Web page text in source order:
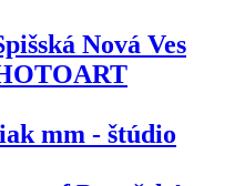
Nová Ves
mm - štúdio